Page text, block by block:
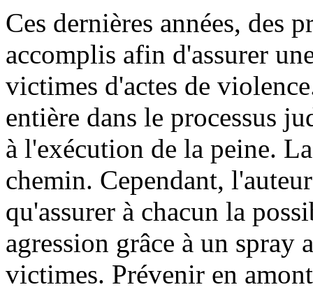
Ces dernières années, des
accomplis afin d'assurer
victimes d'actes de
entière dans le processus
à l'exécution de la peine.
chemin. Cependant,
qu'assurer à chacun la
agression grâce à un spray
victimes. Prévenir en